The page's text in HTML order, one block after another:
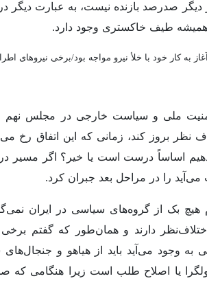
صدرصد بازنده نیست، به عبارت دیگر
همیشه طیف خاکستری وجود دارد.
ملی و سیاست خارجی در مجلس نهم
نظر بروز کند، زمانی که این اتفاق رخ
اساساً درست است یا خیر؟ اگر مسیر
را در مراحل بعد جبران کرد.
هیچ بک از گروه‌های سیاسی در ایران
دارند و همان‌طور که گفتم
وجود می‌آید باید از هیاهو و جنجال‌های
یا اصلاح طلب است زیرا هنگامی که